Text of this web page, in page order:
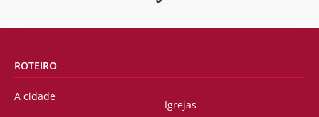
ROTEIRO
A cidade
Igrejas